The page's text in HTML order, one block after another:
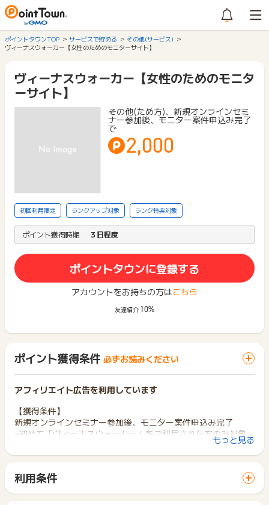
ポイントタウンTOP サービスで貯める
その他(サービス)
ヴィーナスウォーカー【女性のためのモニターサイト】
ヴィーナスウォーカー【女性のためのモニタ
ーサイト】
その他(ため方)、新規オンラインセミ
ナー参加後、モニター案件申込み完了
で
2,000
初回利用限定 ランクアップ対象 ランク特典対象
ポイント獲得時期 ３日程度
ポイントタウンに登録する
アカウントをお持ちの方はこちら
友達紹介 10%
ポイント獲得条件 必ずお読みください
アフィリエイト広告を利用しています
【獲得条件】
新規オンラインセミナー参加後、モニター案件申込み完了
※初めて「ヴィーナスウォーカー」をご利用された方のみ対象
※男性からの申込みの場合
※過去「ヴィーナスウォーカー」に会員登録されたことがある場
もっと見る
利用条件